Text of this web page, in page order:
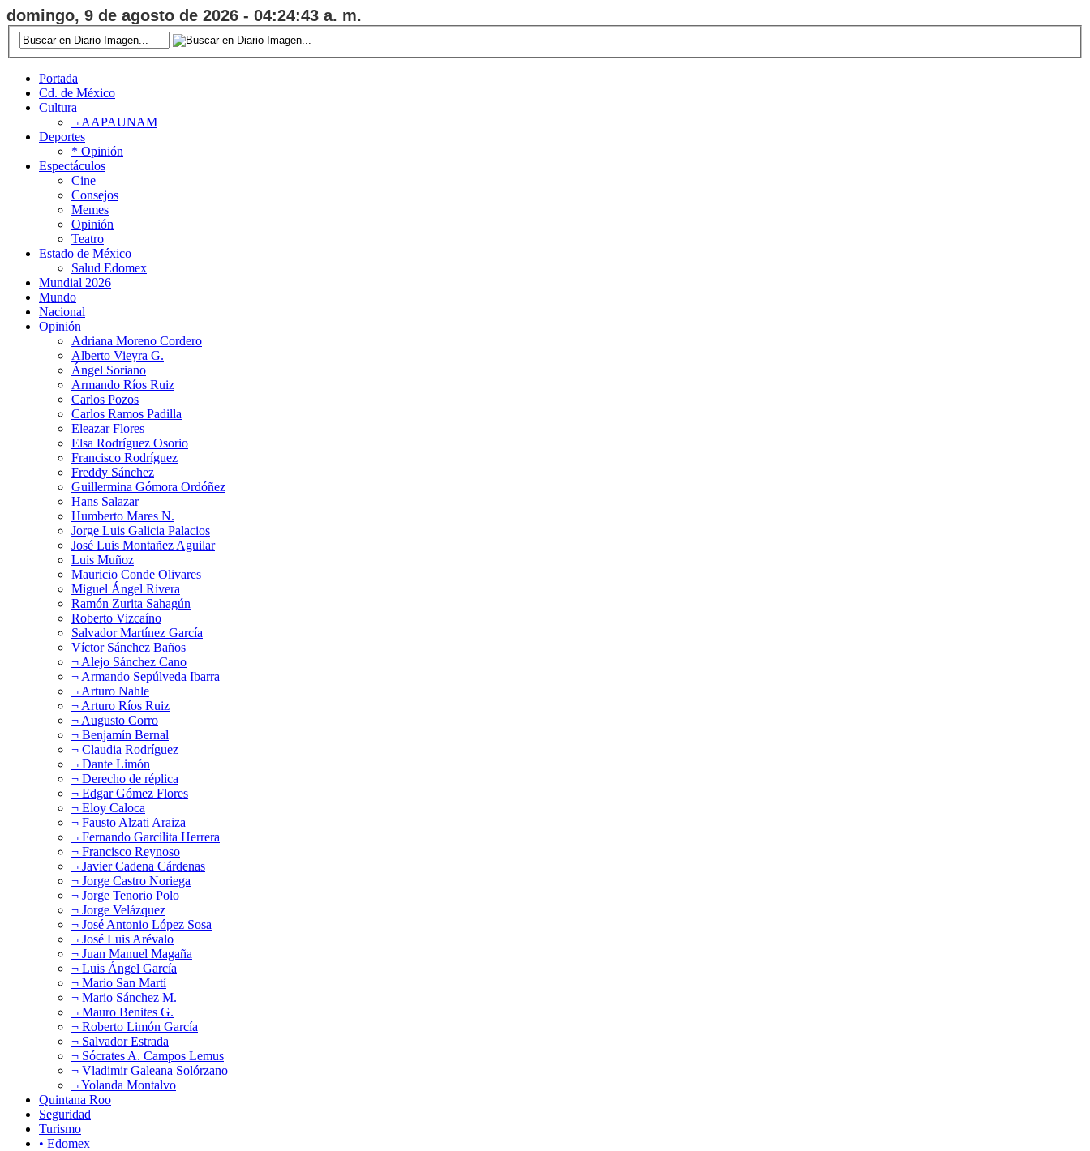
domingo, 9 de agosto de 2026 - 04:24:44 a. m.
Portada
Cd. de México
Cultura
¬ AAPAUNAM
Deportes
* Opinión
Espectáculos
Cine
Consejos
Memes
Opinión
Teatro
Estado de México
Salud Edomex
Mundial 2026
Mundo
Nacional
Opinión
Adriana Moreno Cordero
Alberto Vieyra G.
Ángel Soriano
Armando Ríos Ruiz
Carlos Pozos
Carlos Ramos Padilla
Eleazar Flores
Elsa Rodríguez Osorio
Francisco Rodríguez
Freddy Sánchez
Guillermina Gómora Ordóñez
Hans Salazar
Humberto Mares N.
Jorge Luis Galicia Palacios
José Luis Montañez Aguilar
Luis Muñoz
Mauricio Conde Olivares
Miguel Ángel Rivera
Ramón Zurita Sahagún
Roberto Vizcaíno
Salvador Martínez García
Víctor Sánchez Baños
¬ Alejo Sánchez Cano
¬ Armando Sepúlveda Ibarra
¬ Arturo Nahle
¬ Arturo Ríos Ruiz
¬ Augusto Corro
¬ Benjamín Bernal
¬ Claudia Rodríguez
¬ Dante Limón
¬ Derecho de réplica
¬ Edgar Gómez Flores
¬ Eloy Caloca
¬ Fausto Alzati Araiza
¬ Fernando Garcilita Herrera
¬ Francisco Reynoso
¬ Javier Cadena Cárdenas
¬ Jorge Castro Noriega
¬ Jorge Tenorio Polo
¬ Jorge Velázquez
¬ José Antonio López Sosa
¬ José Luis Arévalo
¬ Juan Manuel Magaña
¬ Luis Ángel García
¬ Mario San Martí
¬ Mario Sánchez M.
¬ Mauro Benites G.
¬ Roberto Limón García
¬ Salvador Estrada
¬ Sócrates A. Campos Lemus
¬ Vladimir Galeana Solórzano
¬ Yolanda Montalvo
Quintana Roo
Seguridad
Turismo
• Edomex